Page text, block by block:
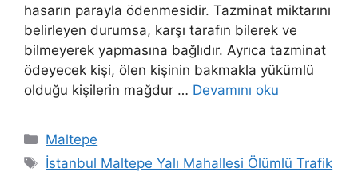
hasarın parayla ödenmesidir. Tazminat miktarını
belirleyen durumsa, karşı tarafın bilerek ve
bilmeyerek yapmasına bağlıdır. Ayrıca tazminat
ödeyecek kişi, ölen kişinin bakmakla yükümlü
olduğu kişilerin mağdur … Devamını oku
Kategoriler
Maltepe
Etiketler
İstanbul Maltepe Yalı Mahallesi Ölümlü Trafik